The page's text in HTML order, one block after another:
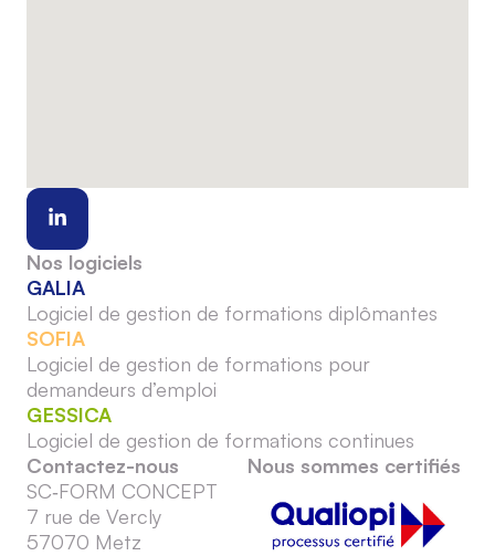
Nos logiciels
GALIA
Logiciel de gestion de formations diplômantes
SOFIA
Logiciel de gestion de formations pour
demandeurs d’emploi
GESSICA
Logiciel de gestion de formations continues
Contactez-nous
SC‑FORM CONCEPT
7 rue de Vercly
57070 Metz
Nous sommes certifiés